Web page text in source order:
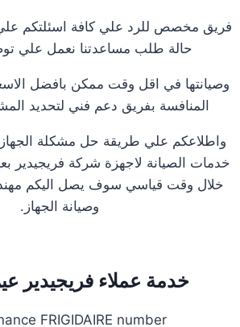
حالة طلب مساعدتنا نعمل علي
وصيانتها في اقل وقت ممكن بافضل
المنافسة بفريق دعم فني لتحديد
واطلاعكم علي طريقة حل مشكلة
خدمات الصيانة لاجهزة شركة فريجيدير
خلال وقت قياسي سوف يصل اليكم
وصيانة الجهاز.
خدمة عملاء
FRIGIDAIRE number